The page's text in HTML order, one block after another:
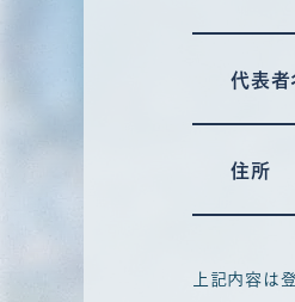
代表者
住所
上記内容は